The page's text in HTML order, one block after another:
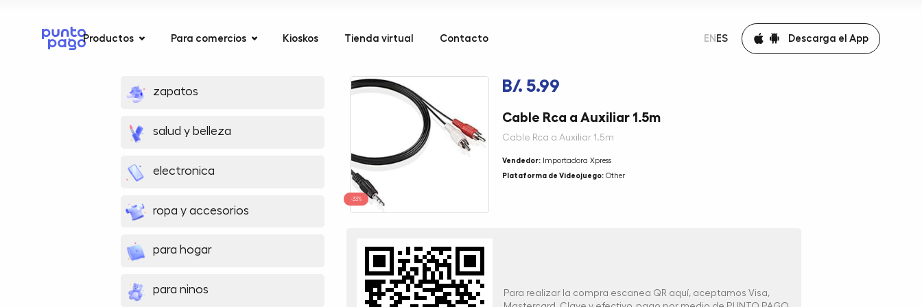
Productos Para comercios Kioskos Tienda virtual Contacto EN ES Descarga el App
zapatos
salud y belleza
electronica
ropa y accesorios
para hogar
para ninos
-33%
B/. 5.99
Cable Rca a Auxiliar 1.5m
Cable Rca a Auxiliar 1.5m
Vendedor:Importadora Xpress
Plataforma de Videojuego:Other
Para realizar la compra escanea QR aquí, aceptamos Visa,